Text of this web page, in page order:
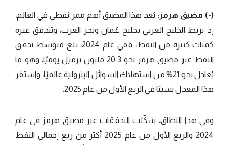
(-) مضيق هرمز: يُعد هذا المضيق أهم ممر نفطي في العالم،
إذ يربط الخليج العربي بخليج عُمان وبحر العرب، وتتدفق عبره
كميات كبيرة من النفط، ففي عام 2024، بلغ متوسط تدفق
النفط عبر مضيق هرمز نحو 20.3 مليون برميل يوميًا، وهو ما
يُعادل نحو 21% من استهلاك السوائل البترولية عالميًا، واستقر
هذا المعدل نسبيًا في الربع الأول من عام 2025.
وفي هذا النطاق، شكّلت التدفقات عبر مضيق هرمز في عام
2024 والربع الأول من عام 2025 أكثر من ربع إجمالي النفط